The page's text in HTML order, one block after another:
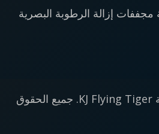
إزالة الرطوبة البصرية
© 2026 شركة KJ Flying Tiger. جميع الحقوق